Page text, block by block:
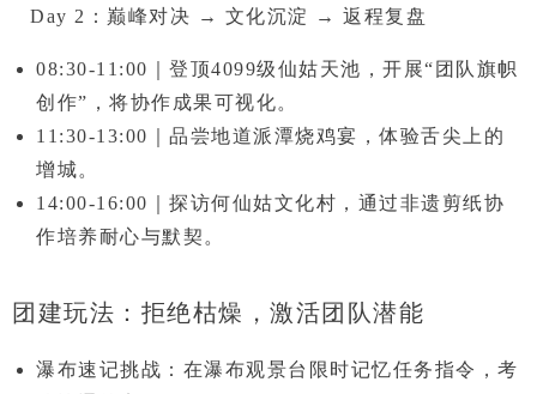
Day 2：巅峰对决 → 文化沉淀 → 返程复盘
08:30-11:00 ｜登顶4099级仙姑天池 ，开展“团队旗帜
创作” ，将协作成果可视化。
11:30-13:00 ｜品尝地道派潭烧鸡宴 ，体验舌尖上的
增城。
14:00-16:00 ｜探访何仙姑文化村 ，通过非遗剪纸协
作培养耐心与默契。
团建玩法：拒绝枯燥，激活团队潜能
瀑布速记挑战 ：在瀑布观景台限时记忆任务指令，考